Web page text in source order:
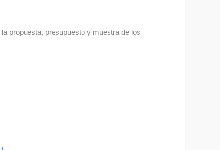
propuesta, presupuesto y muestra de los